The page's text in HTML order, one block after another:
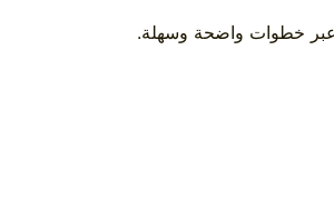
عبر خطوات واضحة وسهلة.